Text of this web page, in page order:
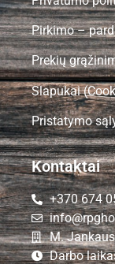
Pirkimo –
Prekių
Slapukai
Pristatymo
Kontaktai
+370 674
M.
Darbo